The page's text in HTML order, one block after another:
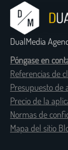
DualMedia
Póngase en
Referencias de
Presupuesto de
Precio de la
Normas de
Mapa del sitio